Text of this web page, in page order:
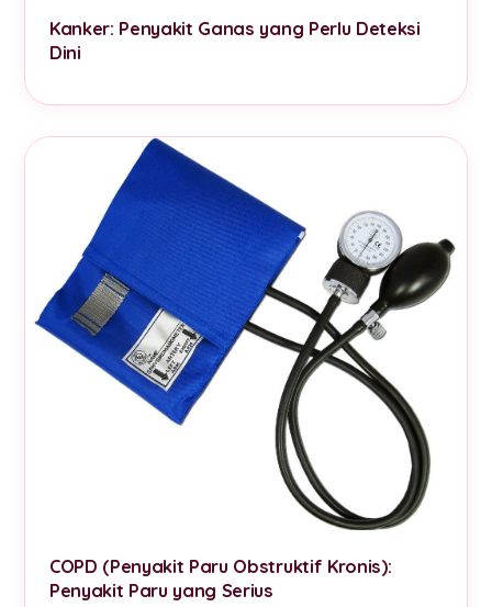
Kanker: Penyakit Ganas yang Perlu Deteksi
Dini
COPD (Penyakit Paru Obstruktif Kronis):
Penyakit Paru yang Serius